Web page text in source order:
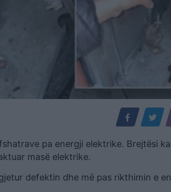
pa energji elektrike. Brejtësi
masë elektrike.
defektin dhe më pas rikthimin e